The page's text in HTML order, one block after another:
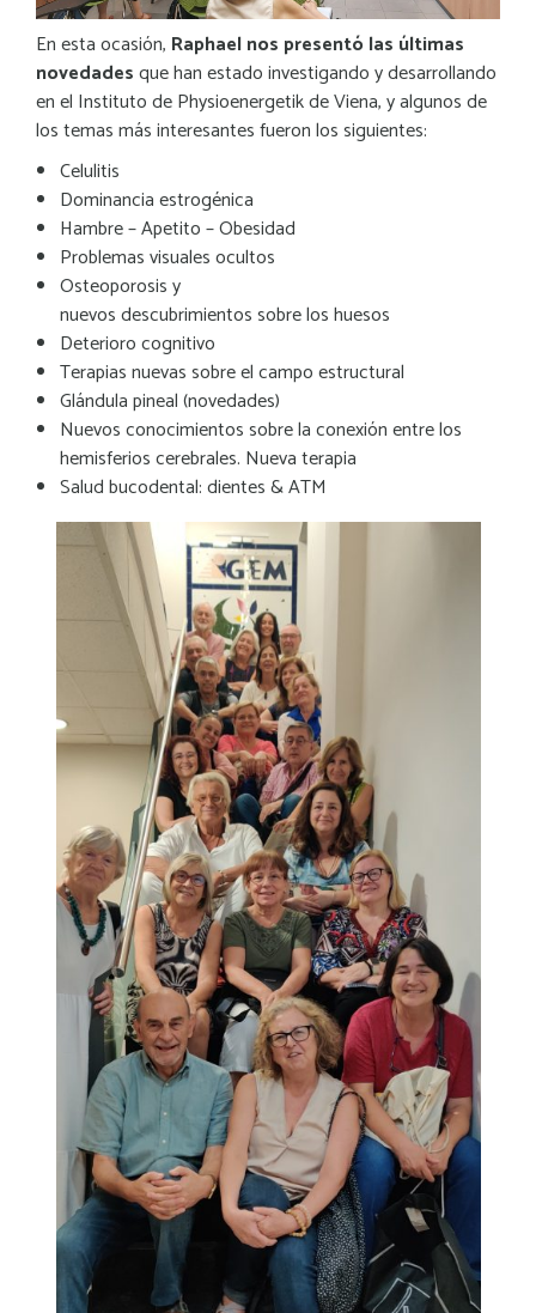
En esta ocasión, Raphael nos presentó las últimas
novedadesque han estado investigando y desarrollando
en el Instituto de Physioenergetik de Viena, y algunos de
los temas más interesantes fueron los siguientes:
Celulitis
Dominancia estrogénica
Hambre – Apetito – Obesidad
Problemas visuales ocultos
Osteoporosis y
nuevos descubrimientos sobre los huesos
Deterioro cognitivo
Terapias nuevas sobre el campo estructural
Glándula pineal (novedades)
Nuevos conocimientos sobre la conexión entre los
hemisferios cerebrales. Nueva terapia
Salud bucodental: dientes & ATM